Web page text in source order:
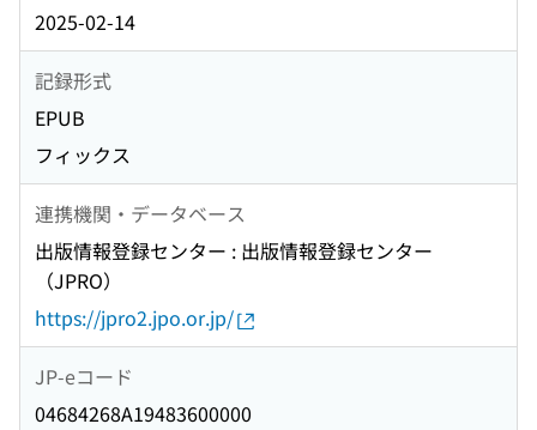
2025-02-14
記録形式
EPUB
フィックス
連携機関・データベース
出版情報登録センター : 出版情報登録センター
（JPRO）
https://jpro2.jpo.or.jp/
JP-eコード
04684268A19483600000